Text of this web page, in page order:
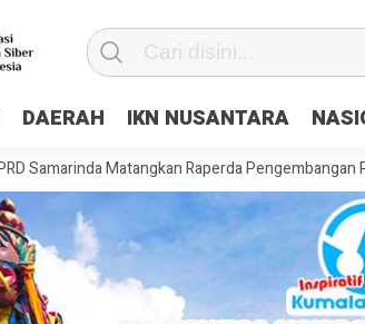
DAERAH IKN NUSANTARA
Matangkan Raperda Pengembangan Pariwisata